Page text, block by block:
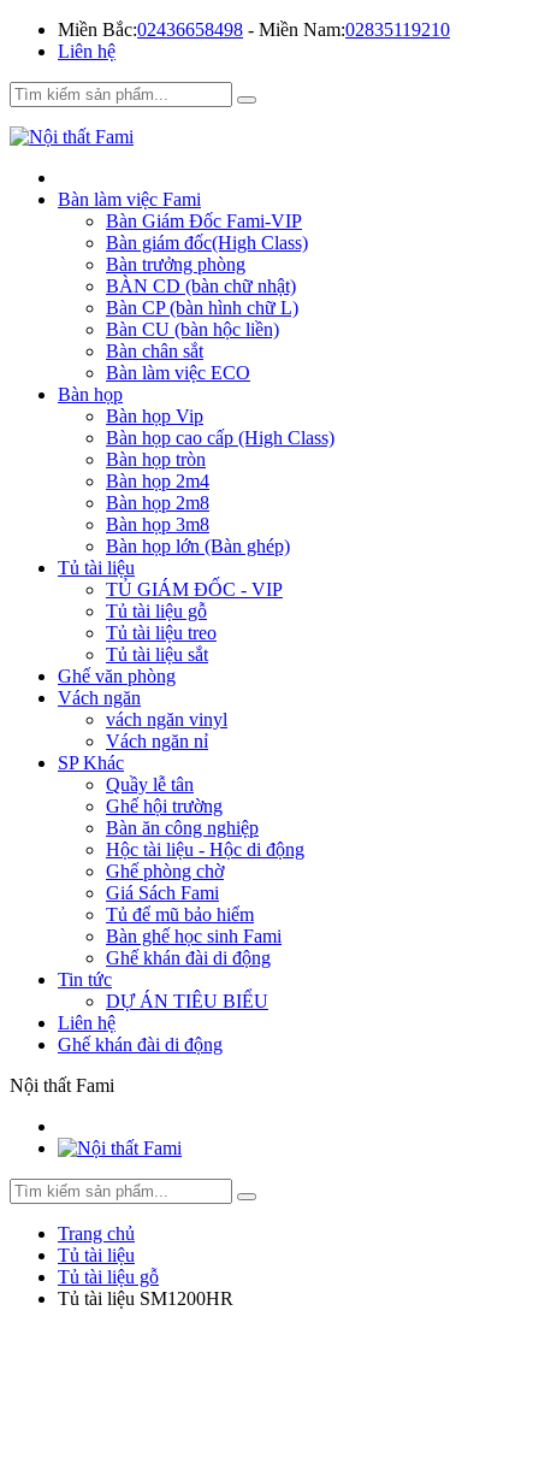
Miền Bắc:02436658498 - Miền Nam:02835119210
Liên hệ
Bàn làm việc Fami
Bàn Giám Đốc Fami-VIP
Bàn giám đốc(High Class)
Bàn trưởng phòng
BÀN CD (bàn chữ nhật)
Bàn CP (bàn hình chữ L)
Bàn CU (bàn hộc liền)
Bàn chân sắt
Bàn làm việc ECO
Bàn họp
Bàn họp Vip
Bàn họp cao cấp (High Class)
Bàn họp tròn
Bàn họp 2m4
Bàn họp 2m8
Bàn họp 3m8
Bàn họp lớn (Bàn ghép)
Tủ tài liệu
TỦ GIÁM ĐỐC - VIP
Tủ tài liệu gỗ
Tủ tài liệu treo
Tủ tài liệu sắt
Ghế văn phòng
Vách ngăn
vách ngăn vinyl
Vách ngăn nỉ
SP Khác
Quầy lễ tân
Ghế hội trường
Bàn ăn công nghiệp
Hộc tài liệu - Hộc di động
Ghế phòng chờ
Giá Sách Fami
Tủ để mũ bảo hiểm
Bàn ghế học sinh Fami
Ghế khán đài di động
Tin tức
DỰ ÁN TIÊU BIỂU
Liên hệ
Ghế khán đài di động
Nội thất Fami
Trang chủ
Tủ tài liệu
Tủ tài liệu gỗ
Tủ tài liệu SM1200HR